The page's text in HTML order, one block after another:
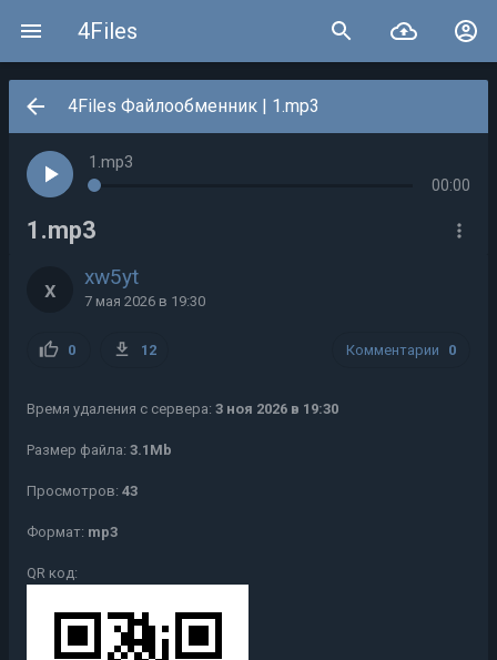
4Files
4Files Файлообменник | 1.mp3
1.mp3
00:00
1.mp3
x xw5yt
7 мая 2026 в 19:30
0 12 Комментарии 0
Время удаления с сервера: 3 ноя 2026 в 19:30
Размер файла: 3.1Mb
Просмотров: 43
Формат: mp3
QR код: